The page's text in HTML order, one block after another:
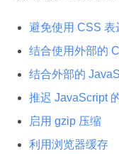
避免使用 CSS 表
结合使用外部的
结合外部的
推迟 JavaScript
启用 gzip 压缩
利用浏览器缓存